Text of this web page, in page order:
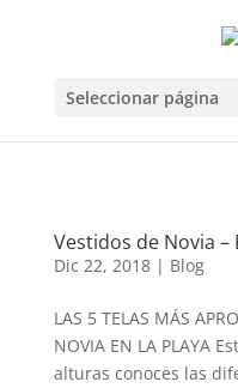
Seleccionar página
Vestidos de Novia –
Dic 22, 2018| Blog
LAS 5 TELAS MÁS
NOVIA EN LA PLAYA
alturas conoces las